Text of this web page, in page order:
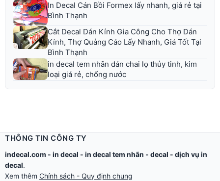
In Decal Cán Bồi Formex lấy nhanh, giá rẻ tại
Bình Thạnh
Cắt Decal Dán Kính Gia Công Cho Thợ Dán
Kính, Thợ Quảng Cáo Lấy Nhanh, Giá Tốt Tại
Bình Thạnh
in decal tem nhãn dán chai lọ thủy tinh, kim
loại giá rẻ, chống nước
THÔNG TIN CÔNG TY
indecal.com - in decal - in decal tem nhãn - decal - dịch vụ in
decal.
Xem thêm Chính sách - Quy định chung